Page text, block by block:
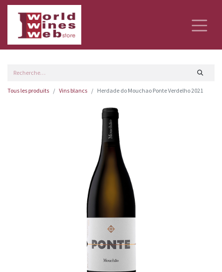
Tous les produits Vins blancs Herdade do Mouchao Ponte Verdelho 2021